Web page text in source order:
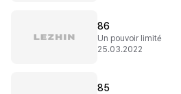
86
Un pouvoir limité
25.03.2022
85